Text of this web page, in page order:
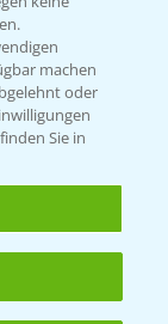
machen
oder
Sie in